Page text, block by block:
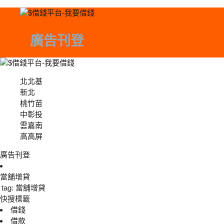
廣告刊登
北北基
新北
桃竹苗
中彰投
雲嘉南
高高屏
廣告刊登
當舖增貸
tag: 當舖增貸
快搜標籤
借錢
借款